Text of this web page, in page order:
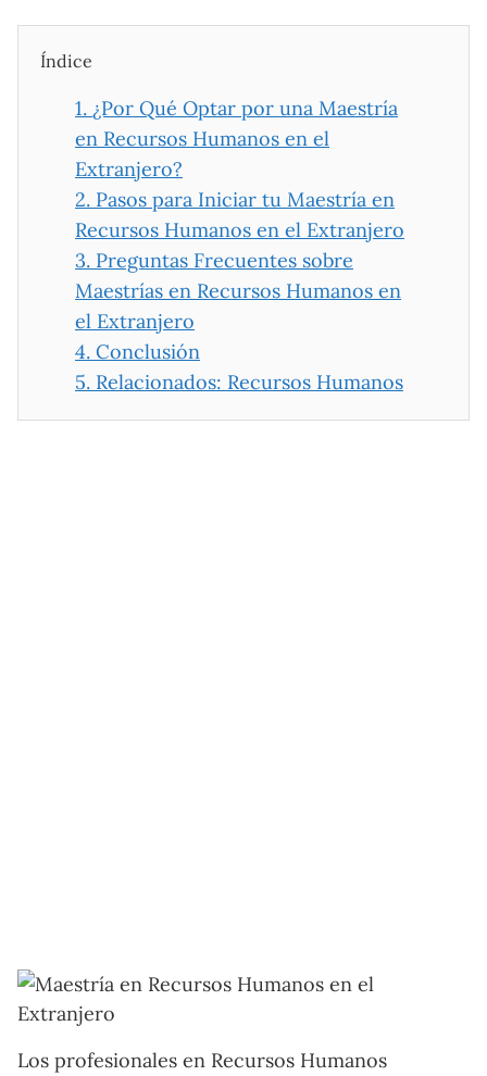
Índice
1. ¿Por Qué Optar por una Maestría
en Recursos Humanos en el
Extranjero?
2. Pasos para Iniciar tu Maestría en
Recursos Humanos en el Extranjero
3. Preguntas Frecuentes sobre
Maestrías en Recursos Humanos en
el Extranjero
4. Conclusión
5. Relacionados: Recursos Humanos
Los profesionales en Recursos Humanos